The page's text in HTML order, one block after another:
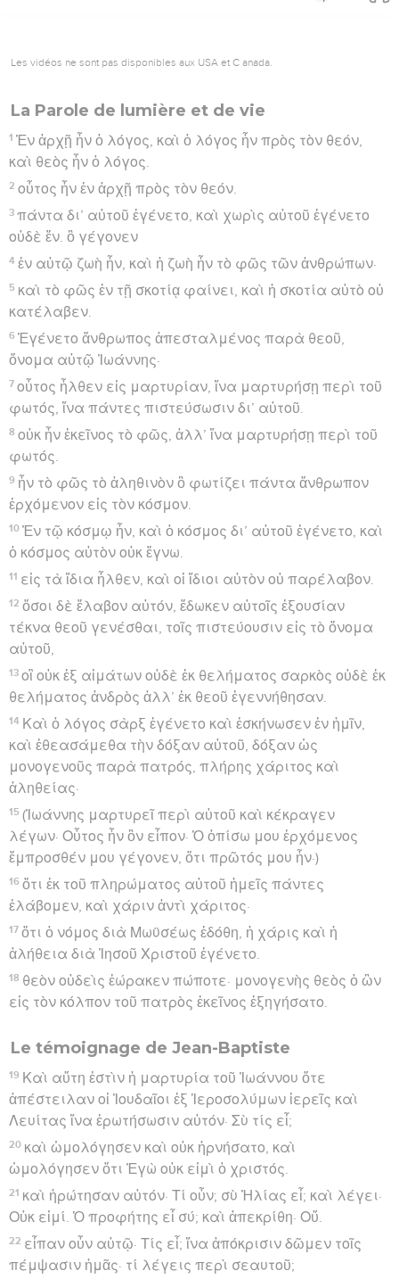
Les vidéos ne sont pas disponibles aux USA et C anada.
La Parole de lumière et de vie
1 Ἐν ἀρχῇ ἦν ὁ λόγος, καὶ ὁ λόγος ἦν πρὸς τὸν θεόν,
καὶ θεὸς ἦν ὁ λόγος.
2 οὗτος ἦν ἐν ἀρχῇ πρὸς τὸν θεόν.
3 πάντα δι’ αὐτοῦ ἐγένετο, καὶ χωρὶς αὐτοῦ ἐγένετο
οὐδὲ ἕν. ὃ γέγονεν
4 ἐν αὐτῷ ζωὴ ἦν, καὶ ἡ ζωὴ ἦν τὸ φῶς τῶν ἀνθρώπων·
5 καὶ τὸ φῶς ἐν τῇ σκοτίᾳ φαίνει, καὶ ἡ σκοτία αὐτὸ οὐ
κατέλαβεν.
6 Ἐγένετο ἄνθρωπος ἀπεσταλμένος παρὰ θεοῦ,
ὄνομα αὐτῷ Ἰωάννης·
7 οὗτος ἦλθεν εἰς μαρτυρίαν, ἵνα μαρτυρήσῃ περὶ τοῦ
φωτός, ἵνα πάντες πιστεύσωσιν δι’ αὐτοῦ.
8 οὐκ ἦν ἐκεῖνος τὸ φῶς, ἀλλ’ ἵνα μαρτυρήσῃ περὶ τοῦ
φωτός.
9 ἦν τὸ φῶς τὸ ἀληθινὸν ὃ φωτίζει πάντα ἄνθρωπον
ἐρχόμενον εἰς τὸν κόσμον.
10 Ἐν τῷ κόσμῳ ἦν, καὶ ὁ κόσμος δι’ αὐτοῦ ἐγένετο, καὶ
ὁ κόσμος αὐτὸν οὐκ ἔγνω.
11 εἰς τὰ ἴδια ἦλθεν, καὶ οἱ ἴδιοι αὐτὸν οὐ παρέλαβον.
12 ὅσοι δὲ ἔλαβον αὐτόν, ἔδωκεν αὐτοῖς ἐξουσίαν
τέκνα θεοῦ γενέσθαι, τοῖς πιστεύουσιν εἰς τὸ ὄνομα
αὐτοῦ,
13 οἳ οὐκ ἐξ αἱμάτων οὐδὲ ἐκ θελήματος σαρκὸς οὐδὲ ἐκ
θελήματος ἀνδρὸς ἀλλ’ ἐκ θεοῦ ἐγεννήθησαν.
14 Καὶ ὁ λόγος σὰρξ ἐγένετο καὶ ἐσκήνωσεν ἐν ἡμῖν,
καὶ ἐθεασάμεθα τὴν δόξαν αὐτοῦ, δόξαν ὡς
μονογενοῦς παρὰ πατρός, πλήρης χάριτος καὶ
ἀληθείας·
15 (Ἰωάννης μαρτυρεῖ περὶ αὐτοῦ καὶ κέκραγεν
λέγων· Οὗτος ἦν ὃν εἶπον· Ὁ ὀπίσω μου ἐρχόμενος
ἔμπροσθέν μου γέγονεν, ὅτι πρῶτός μου ἦν·)
16 ὅτι ἐκ τοῦ πληρώματος αὐτοῦ ἡμεῖς πάντες
ἐλάβομεν, καὶ χάριν ἀντὶ χάριτος·
17 ὅτι ὁ νόμος διὰ Μωϋσέως ἐδόθη, ἡ χάρις καὶ ἡ
ἀλήθεια διὰ Ἰησοῦ Χριστοῦ ἐγένετο.
18 θεὸν οὐδεὶς ἑώρακεν πώποτε· μονογενὴς θεὸς ὁ ὢν
εἰς τὸν κόλπον τοῦ πατρὸς ἐκεῖνος ἐξηγήσατο.
Le témoignage de Jean-Baptiste
19 Καὶ αὕτη ἐστὶν ἡ μαρτυρία τοῦ Ἰωάννου ὅτε
ἀπέστειλαν οἱ Ἰουδαῖοι ἐξ Ἱεροσολύμων ἱερεῖς καὶ
Λευίτας ἵνα ἐρωτήσωσιν αὐτόν· Σὺ τίς εἶ;
20 καὶ ὡμολόγησεν καὶ οὐκ ἠρνήσατο, καὶ
ὡμολόγησεν ὅτι Ἐγὼ οὐκ εἰμὶ ὁ χριστός.
21 καὶ ἠρώτησαν αὐτόν· Τί οὖν; σὺ Ἠλίας εἶ; καὶ λέγει·
Οὐκ εἰμί. Ὁ προφήτης εἶ σύ; καὶ ἀπεκρίθη· Οὔ.
22 εἶπαν οὖν αὐτῷ· Τίς εἶ; ἵνα ἀπόκρισιν δῶμεν τοῖς
πέμψασιν ἡμᾶς· τί λέγεις περὶ σεαυτοῦ;